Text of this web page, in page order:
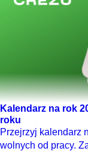
Kalendarz na rok
roku
Przejrzyj kalendarz
wolnych od pracy.